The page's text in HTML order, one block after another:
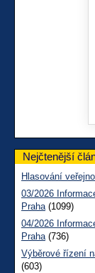
Nejčtenější
Hlasování
03/2026
Praha(1099)
04/2026
Praha(736)
Výběrové řízení
(603)